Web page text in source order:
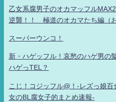
乙女系腐男子のオカマッフル
逆襲！！ 極道のオカマたち編（
スーパーウンコ！
新・ハゲッフル！哀愁のハゲ男の
ハゲっTEL？
こじ！コジッフル@！-レズっ娘
女のBL腐女子的まとめ速報-